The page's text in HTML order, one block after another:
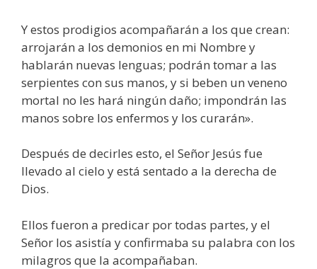
Y estos prodigios acompañarán a los que crean:
arrojarán a los demonios en mi Nombre y
hablarán nuevas lenguas; podrán tomar a las
serpientes con sus manos, y si beben un veneno
mortal no les hará ningún daño; impondrán las
manos sobre los enfermos y los curarán».
Después de decirles esto, el Señor Jesús fue
llevado al cielo y está sentado a la derecha de
Dios.
Ellos fueron a predicar por todas partes, y el
Señor los asistía y confirmaba su palabra con los
milagros que la acompañaban.